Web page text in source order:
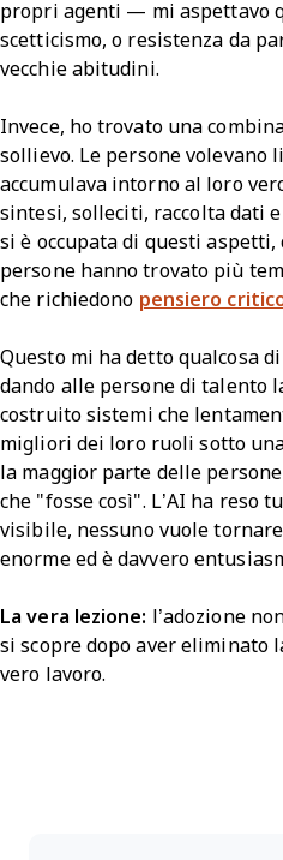
propri agenti — mi aspettavo
scetticismo, o resistenza da
vecchie abitudini.
Invece, ho trovato una
sollievo. Le persone volevano
accumulava intorno al loro
sintesi, solleciti, raccolta dati
si è occupata di questi
persone hanno trovato più
che richiedono pensiero
Questo mi ha detto qualcosa
dando alle persone di talento
costruito sistemi che
migliori dei loro ruoli sotto
la maggior parte delle
che "fosse così". L’AI ha reso
visibile, nessuno vuole
enorme ed è davvero
La vera lezione: l’adozione
si scopre dopo aver eliminato
vero lavoro.